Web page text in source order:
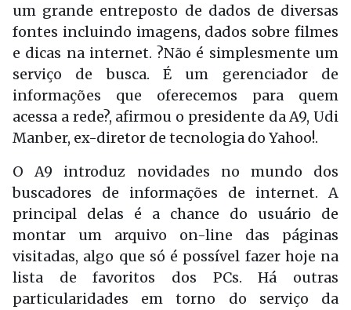
um grande entreposto de dados de diversas
fontes incluindo imagens, dados sobre filmes
e dicas na internet. ?Não é simplesmente um
serviço de busca. É um gerenciador de
informações que oferecemos para quem
acessa a rede?, afirmou o presidente da A9, Udi
Manber, ex-diretor de tecnologia do Yahoo!.
O A9 introduz novidades no mundo dos
buscadores de informações de internet. A
principal delas é a chance do usuário de
montar um arquivo on-line das páginas
visitadas, algo que só é possível fazer hoje na
lista de favoritos dos PCs. Há outras
particularidades em torno do serviço da